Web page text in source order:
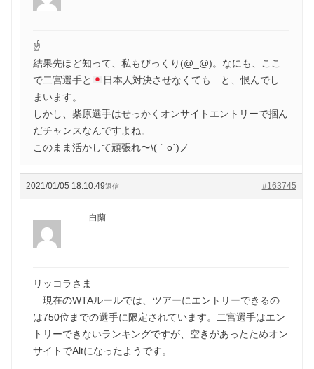
☝️
結果先ほど知って、私もびっくり(@_@)。なにも、ここ
で二宮選手と
日本人対決させなくても…と、恨んでし
まいます。
しかし、柴原選手はせっかくオンサイトエントリーで掴ん
だチャンスなんですよね。
このまま活かして頑張れ〜\(｀o´)ノ
2021/01/05 18:10:49 #163745
返信
白蘭
リッコラさま
現在のWTAルールでは、ツアーにエントリーできるの
は750位までの選手に限定されています。二宮選手はエン
トリーできないランキングですが、空きがあったためオン
サイトでAltになったようです。